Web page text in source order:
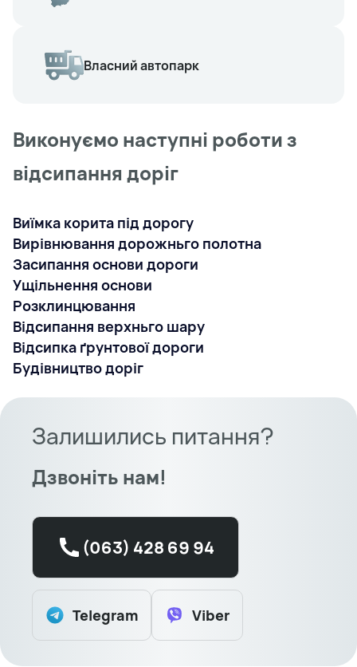
Власний автопарк
Виконуємо наступні роботи з
відсипання доріг
Виїмка корита під дорогу
Вирівнювання дорожньго полотна
Засипання основи дороги
Ущільнення основи
Розклинцювання
Відсипання верхньго шару
Відсипка ґрунтової дороги
Будівництво доріг
Залишились питання?
Дзвоніть нам!
(063) 428 69 94
Telegram Viber